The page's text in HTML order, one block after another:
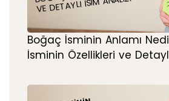
Boğaç İsminin Anlamı
İsminin Özellikleri ve